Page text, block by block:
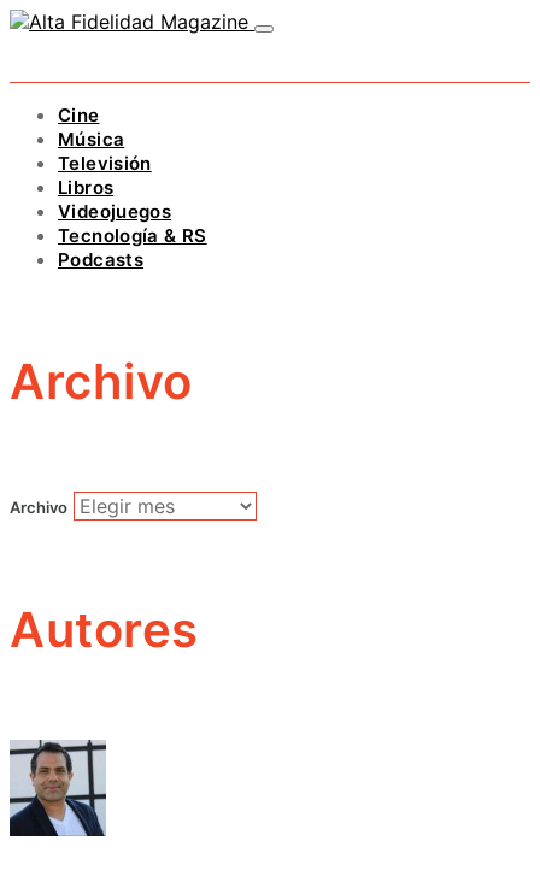
Cine
Música
Televisión
Libros
Videojuegos
Tecnología & RS
Podcasts
Archivo
Archivo
Autores